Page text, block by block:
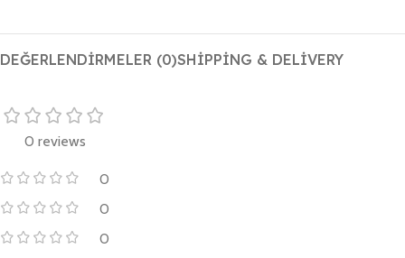
DEĞERLENDIRMELER (0)SHIPPING & DELIVERY
0 reviews
0
0
0